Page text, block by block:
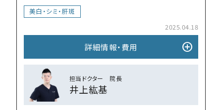
美⽩・シミ・肝斑
2025.04.18
詳細情報・費⽤ add_circle
担当ドクター 院⻑
井上紘基